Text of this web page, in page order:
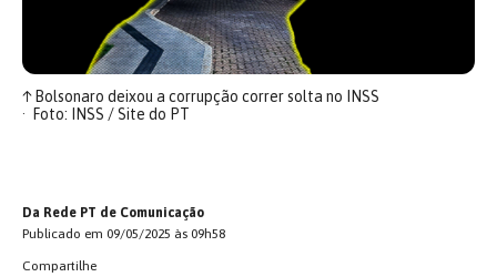
↑Bolsonaro deixou a corrupção correr solta no INSS
Foto: INSS / Site do PT
Da Rede PT de Comunicação
Publicado em 09/05/2025 às 09h58
Compartilhe